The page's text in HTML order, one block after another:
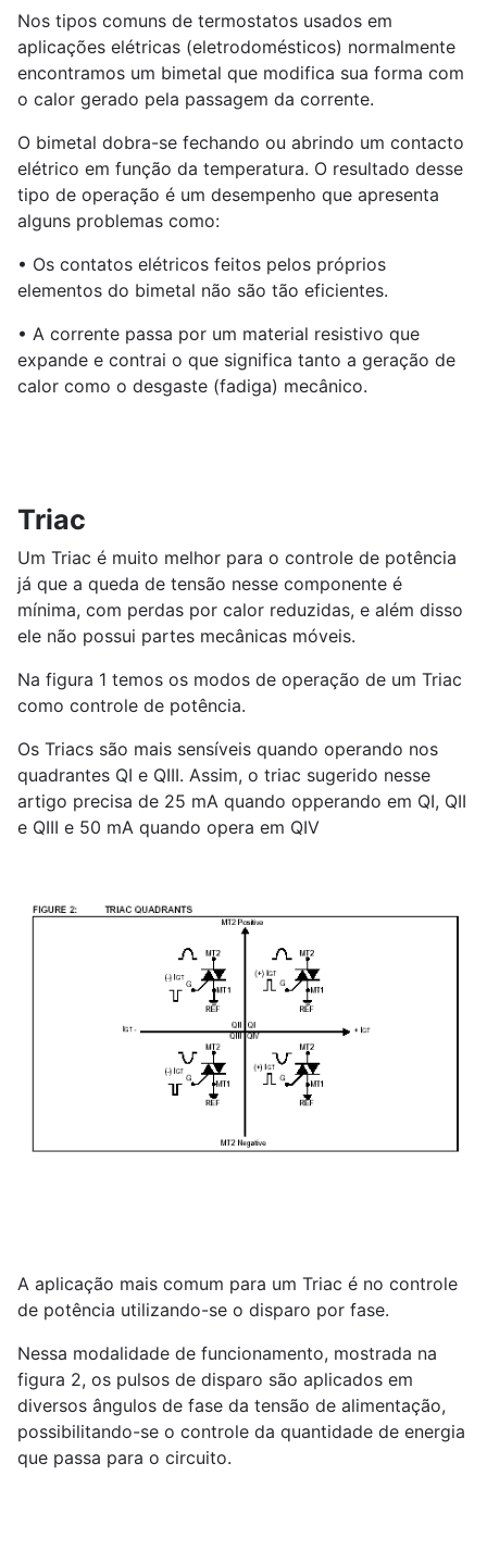
Nos tipos comuns de termostatos usados em
aplicações elétricas (eletrodomésticos) normalmente
encontramos um bimetal que modifica sua forma com
o calor gerado pela passagem da corrente.
O bimetal dobra-se fechando ou abrindo um contacto
elétrico em função da temperatura. O resultado desse
tipo de operação é um desempenho que apresenta
alguns problemas como:
• Os contatos elétricos feitos pelos próprios
elementos do bimetal não são tão eficientes.
• A corrente passa por um material resistivo que
expande e contrai o que significa tanto a geração de
calor como o desgaste (fadiga) mecânico.
Triac
Um Triac é muito melhor para o controle de potência
já que a queda de tensão nesse componente é
mínima, com perdas por calor reduzidas, e além disso
ele não possui partes mecânicas móveis.
Na figura 1 temos os modos de operação de um Triac
como controle de potência.
Os Triacs são mais sensíveis quando operando nos
quadrantes QI e QIII. Assim, o triac sugerido nesse
artigo precisa de 25 mA quando opperando em QI, QII
e QIII e 50 mA quando opera em QIV
A aplicação mais comum para um Triac é no controle
de potência utilizando-se o disparo por fase.
Nessa modalidade de funcionamento, mostrada na
figura 2, os pulsos de disparo são aplicados em
diversos ângulos de fase da tensão de alimentação,
possibilitando-se o controle da quantidade de energia
que passa para o circuito.